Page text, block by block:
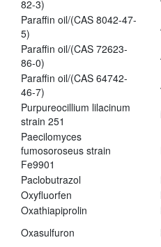
82-3)
Paraffin oil/(CAS 8042-47-
5)
Paraffin oil/(CAS 72623-
86-0)
Paraffin oil/(CAS 64742-
46-7)
Purpureocillium lilacinum
strain 251
Paecilomyces
fumosoroseus strain
Fe9901
Paclobutrazol
Oxyfluorfen
Oxathiapiprolin
Oxasulfuron